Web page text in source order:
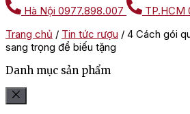
Hà Nội 0977.898.007 TP.HCM
Trang chủ / Tin tức rượu / 4 Cách gói
sang trọng để biếu tặng
Danh mục sản phẩm